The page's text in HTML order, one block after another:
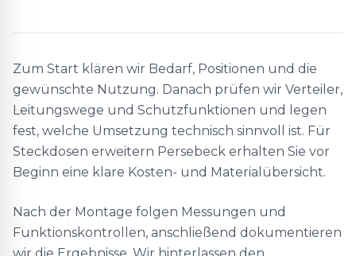
Zum Start klären wir Bedarf, Positionen und die
gewünschte Nutzung. Danach prüfen wir Verteiler,
Leitungswege und Schutzfunktionen und legen
fest, welche Umsetzung technisch sinnvoll ist. Für
Steckdosen erweitern Persebeck erhalten Sie vor
Beginn eine klare Kosten- und Materialübersicht.
Nach der Montage folgen Messungen und
Funktionskontrollen, anschließend dokumentieren